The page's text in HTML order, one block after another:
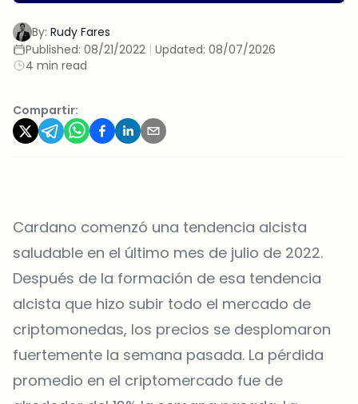
By: Rudy Fares
Published: 08/21/2022 | Updated: 08/07/2026
4 min read
Compartir:
Cardano comenzó una tendencia alcista
saludable en el último mes de julio de 2022.
Después de la formación de esa tendencia
alcista que hizo subir todo el mercado de
criptomonedas, los precios se desplomaron
fuertemente la semana pasada. La pérdida
promedio en el criptomercado fue de